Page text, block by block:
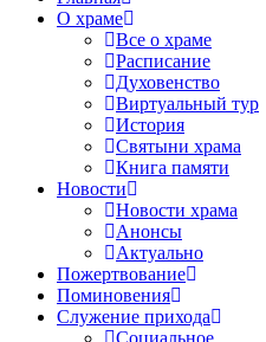
О храме
Все о храме
Расписание
Духовенство
Виртуальный тур
История
Святыни храма
Книга памяти
Новости
Новости храма
Анонсы
Актуально
Пожертвование
Поминовения
Служение прихода
Социальное